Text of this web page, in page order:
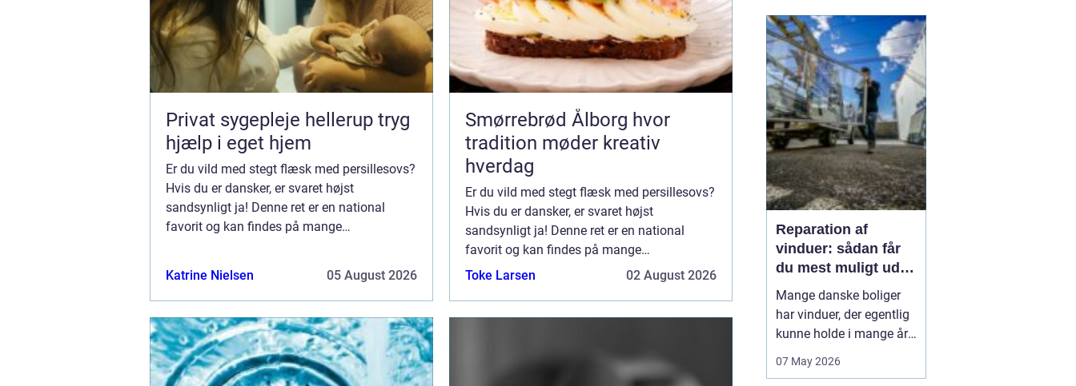
Privat sygepleje hellerup tryg
hjælp i eget hjem
Er du vild med stegt flæsk med persillesovs?
Hvis du er dansker, er svaret højst
sandsynligt ja! Denne ret er en national
favorit og kan findes på mange
persillesovs? Det er de...
Katrine Nielsen 05 August 2026
Smørrebrød Ålborg hvor
tradition møder kreativ
hverdag
Er du vild med stegt flæsk med persillesovs?
Hvis du er dansker, er svaret højst
sandsynligt ja! Denne ret er en national
favorit og kan findes på mange
restauranters menukort. Men hvor er det
Toke Larsen 02 August 2026
Mange går længe alene
med problemerne, før de
søger hjælp. Her kan
misbrugsbehandling
være et afgørende...
Reparation af
vinduer: sådan får
du mest muligt ud af
dine gamle rammer
Mange danske boliger
har vinduer, der egentlig
kunne holde i mange år
rigtige pleje. I stedet
07 May 2026